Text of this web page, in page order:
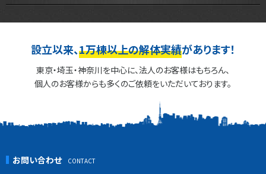
設立以来、1万棟以上の解体実績があります！
東京・埼玉・神奈川を中心に、法人のお客様はもちろん、
個人のお客様からも多くのご依頼をいただいております。
お問い合わせ